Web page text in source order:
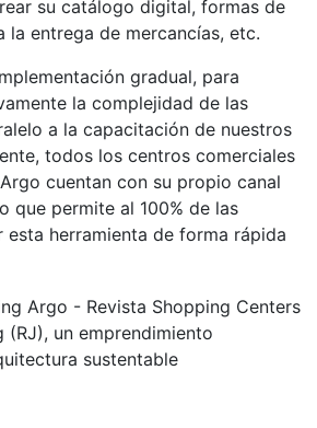
su catálogo digital, formas de
la entrega de mercancías, etc.
gradual, para
la complejidad de las
a la capacitación de nuestros
todos los centros comerciales
cuentan con su propio canal
que permite al 100% de las
esta herramienta de forma rápida
(RJ), un emprendimiento
sustentable